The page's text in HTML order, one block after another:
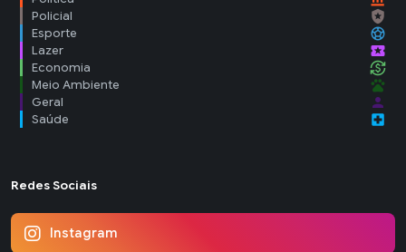
Policial local_police
Esporte sports_soccer
Lazer local_activity
Economia currency_exchange
Meio Ambiente pets
Geral person
Saúde local_hospital
Redes Sociais
Instagram